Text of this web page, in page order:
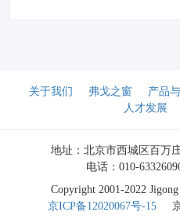
关于我们 弗戈之窗 产品
人才发展
地址：北京市西城区百万
电话：010-
Copyright 2001-2022
京ICP备12020067号-15